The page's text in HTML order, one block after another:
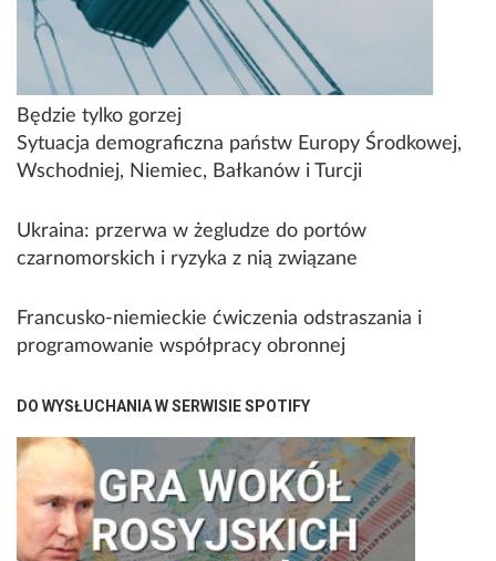
Będzie tylko gorzej
Sytuacja demograficzna państw Europy Środkowej,
Wschodniej, Niemiec, Bałkanów i Turcji
Ukraina: przerwa w żegludze do portów
czarnomorskich i ryzyka z nią związane
Francusko-niemieckie ćwiczenia odstraszania i
programowanie współpracy obronnej
DO WYSŁUCHANIA W SERWISIE SPOTIFY